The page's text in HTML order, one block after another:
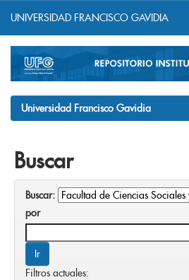
navigation
UNIVERSIDAD FRANCISCO GAVIDIA
Universidad Francisco Gavidia
Buscar
Buscar:
por
Filtros actuales: